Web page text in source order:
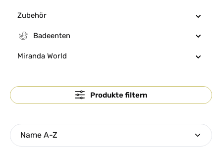
Zubehör
Badeenten
Miranda World
Produkte filtern